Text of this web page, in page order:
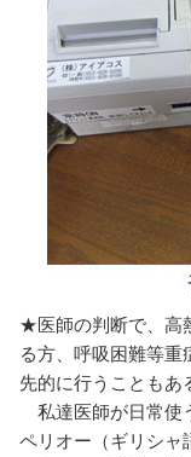
★医師の判断で、高
る方、呼吸困難等
先的に行うこともあ
私達医師が日常使
ペリオー（ギリシャ